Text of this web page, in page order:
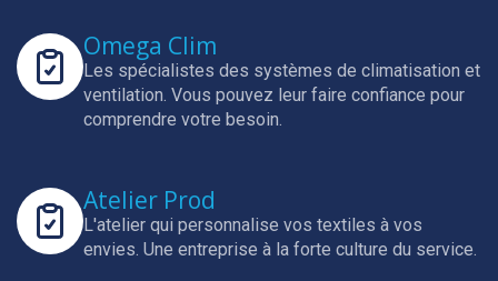
Omega Clim
Les spécialistes des systèmes de climatisation et
ventilation. Vous pouvez leur faire confiance pour
comprendre votre besoin.
Atelier Prod
L'atelier qui personnalise vos textiles à vos
envies. Une entreprise à la forte culture du service.